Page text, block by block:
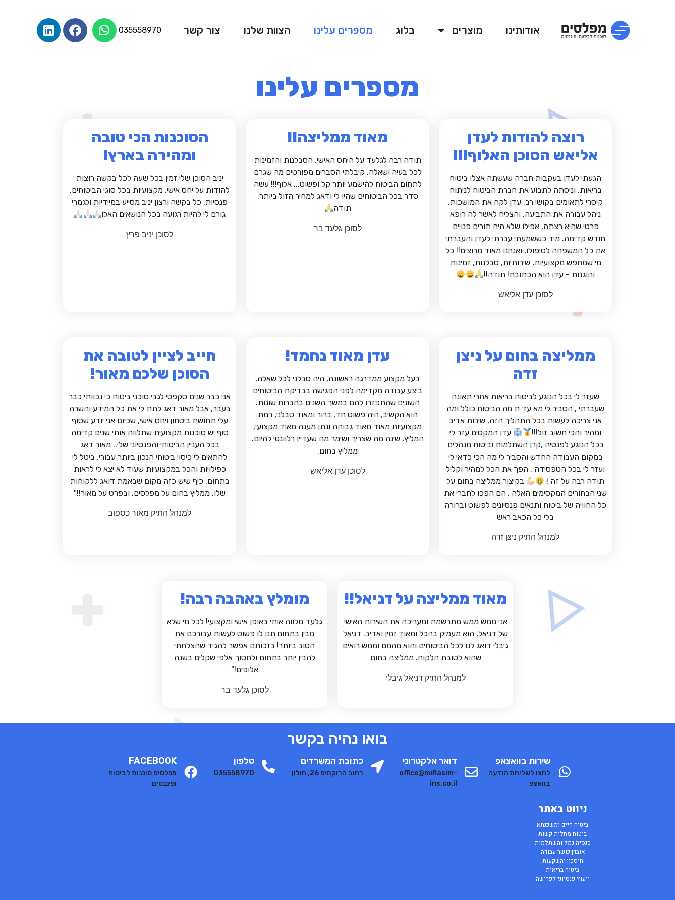
אודותינו מוצרים בלוג מספרים עלינו הצוות שלנו צור קשר 035558970
מספרים עלינו
רוצה להודות לעדן
אליאש הסוכן האלוף!!!
הגעתי לעדן בעקבות חברה שעשתה אצלו ביטוח
בריאות, וניסתה לתבוע את חברת הביטוח לניתוח
קיסרי לתאומים בקושי רב. עדן לקח את המושכות,
ניהל עבורה את התביעה, והצליח לאשר לה רופא
פרטי שהיא רצתה, אפילו שלא היה תורים פנויים
חודש קדימה. מיד כששמעתי עברתי לעדן והעברתי
את כל המשפחה לטיפולו, ואנחנו מאוד מרוצים!! כל
מי שמחפש מקצועיות, שירותיות, סבלנות, זמינות
והוגנות - עדן הוא הכתובת! תודה!!
לסוכן עדן אליאש
מאוד ממליצה!!
תודה רבה לגלעד על היחס האישי, הסבלנות והזמינות
לכל בעיה ושאלה. קיבלתי הסברים מפורטים מה שגרם
לתחום הביטוח להישמע יותר קל ופשוט... אלוף!!! עשה
סדר בכל הביטוחים שהיו לי ודאג למחיר הזול ביותר.
תודה
לסוכן גלעד בר
הסוכנות הכי טובה
ומהירה בארץ!
יניב הסוכן שלי זמין בכל שעה לכל בקשה רוצות
להודות על יחס אישי, מקצועיות בכל סוגי הביטוחים,
פנסיות. כל בקשה ורצון יניב מסייע במיידיות ולגמרי
גורם לי להיות רגועה בכל הנושאים האלו
לסוכן יניב פרץ
ממליצה בחום על ניצן
זדה
שעזר לי בכל הנוגע לביטוח בריאות אחרי תאונה
שעברתי , הסביר לי מא עד ת מה הביטוח כולל ומה
אני צריכה לעשות בכל התהליך הזה, שירות אדיב
ומהיר והכי חשוב זול!!!
עדן המקסים עזר לי
בכל הנוגע לפנסיה ,קרן השתלמות וביטוח מנהלים
במקום העבודה החדש והסביר לי מה הכי כדאי לי
ועזר לי בכל הטפסידה , הפך את הכל למהיר וקליל
תודה רבה על זה !
בקיצור ממליצה בחום על
שני הבחורים המקסימים האלה , הם הפכו לחברי את
כל החוויה של ביטוח ותנאים פנסיונים לפשוט וברורה
בלי כל הכאב ראש
למנהל התיק ניצן זדה
עדן מאוד נחמד!
בעל מקצוע ממדרגה ראשונה, היה סבלני לכל שאלה,
ביצע עבודה מקדימה לפני הפגישה בבדיקת הביטוחים
השונים שהתפזרו להם במשך השנים בחברות שונות.
הוא הקשיב, היה פשוט חד, ברור ומאוד סבלני, רמת
מקצועיות מאוד מאוד גבוהה ונתן מענה מאוד מקצועי,
המליץ, שינה מה שצריך ושימר מה שעדיין רלוונטי להיום.
ממליץ בחום.
לסוכן עדן אליאש
חייב לציין לטובה את
הסוכן שלכם מאור!
אני כבר שנים סקפטי לגבי סוכני ביטוח כי נכוותי כבר
בעבר, אבל מאור דאג לתת לי את כל המידע והשרה
עלי תחושת ביטחון ויחס אישי, שכיום אני יודע שסוף
סוף יש סוכנות מקצועית שתלווה אותי שנים קדימה
בכל העניין הביטוחי והפנסיוני שלי.. מאור דאג
להתאים לי כיסוי ביטוחי הנכון ביותר עבורי, ביטל לי
כפילויות והכל במקצועיות שעוד לא יצא לי לראות
בתחום. כיף שיש כזה מקום שבאמת דואג ללקוחות
שלו, ממליץ בחום על מפלסים, ובפרט על מאור!!"
למנהל התיק מאור כספוב
מאוד ממליצה על דניאל!!
אני ממש ממש מתרשמת ומעריכה את השירות האישי
של דניאל, הוא מעמיק בהכל ומאוד זמין ואדיב. דניאל
גיבלי דואג לנו לכל הביטוחים והוא מהמם וממש רואים
שהוא לטובת הלקוח. ממליצה בחום
למנהל התיק דניאל גיבלי
מומלץ באהבה רבה!
גלעד מלווה אותי באופן אישי ומקצועי! לכל מי שלא
מבין בתחום תנו לו פשוט לעשות עבורכם את
הטוב ביותר! בזכותם אפשר להגיד שהצלחתי
להבין יותר בתחום ולחסוך אלפי שקלים בשנה
אלופים!"
לסוכן גלעד בר
בואו נהיה בקשר
שירות בוואצאפ
לחצו לשליחת הודעה
בוואצפ
דואר אלקטרוני
office@miflasim-
ins.co.il
כתובת המשרדים
רחוב הרוקמים 26, חולון
טלפון
035558970
FACEBOOK
מפלסים סוכנות לביטוח
ופיננסים
ניווט באתר
ביטוח חיים ומשכנתא
ביטוח מחלות קשות
פנסיה גמל והשתלמות
אובדן כושר עבודה
חיסכון והשקעות
ביטוח בריאות
ייעוץ פנסיוני לפרישה